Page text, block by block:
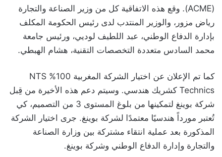
(ACME). وقع هذه الاتفاقية كل من وزير الصناعة والتجارة
رياض مزور، والوزير المنتدب لدى رئيس الحكومة المكلف
بإدارة الدفاع الوطني، عبد اللطيف لوديي، ورئيس جامعة
محمد السادس متعددة التخصصات التقنية، هشام الهبطي.
كما تم الإعلان عن اختيار الشركة المغربية 100% NTS
Technics كشريك هندسي. وسيتم دعم هذه الأخيرة من قِبل
شركة بوينغ لتمكينها من بلوغ المستوى 3 من التصميم، كي
تُعتبر مورداً هندسيًا معتمدًا لشركة بوينغ. جرى اختيار الشركة
المذكورة بعد عملية انتقاء مشتركة بين وزارة الصناعة
والتجارة وإدارة الدفاع الوطني وشركة بوينغ.